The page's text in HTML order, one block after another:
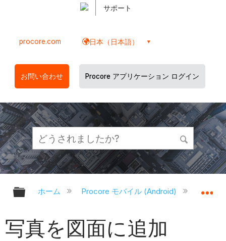
サポート
procore.com 日本（日本語）
お問い合わせ Procore アプリケーション ログイン
グローバル階層を展開/折りたたむ
ホーム Procore モバイル (Android)
写真を図面に追加